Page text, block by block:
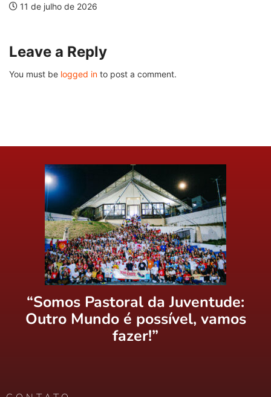
11 de julho de 2026
Leave a Reply
You must be logged in to post a comment.
“Somos Pastoral da Juventude:
Outro Mundo é possível, vamos
fazer!”